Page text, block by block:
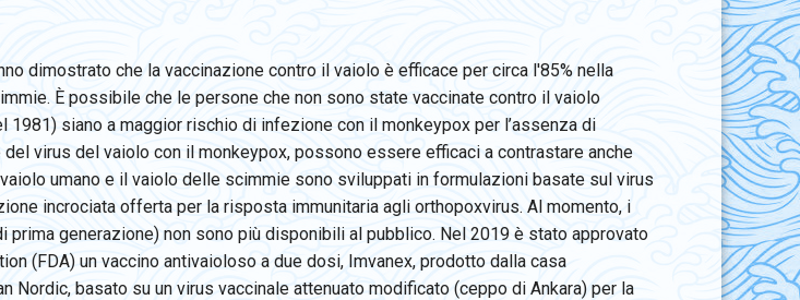
dimostrato che la vaccinazione contro il vaiolo è efficace per circa l'85% nella
È possibile che le persone che non sono state vaccinate contro il vaiolo
1981) siano a maggior rischio di infezione con il monkeypox per l’assenza di
virus del vaiolo con il monkeypox, possono essere efficaci a contrastare anche
umano e il vaiolo delle scimmie sono sviluppati in formulazioni basate sul virus
incrociata offerta per la risposta immunitaria agli orthopoxvirus. Al momento, i
prima generazione) non sono più disponibili al pubblico. Nel 2019 è stato approvato
(FDA) un vaccino antivaioloso a due dosi, Imvanex, prodotto dalla casa
Nordic, basato su un virus vaccinale attenuato modificato (ceppo di Ankara) per la